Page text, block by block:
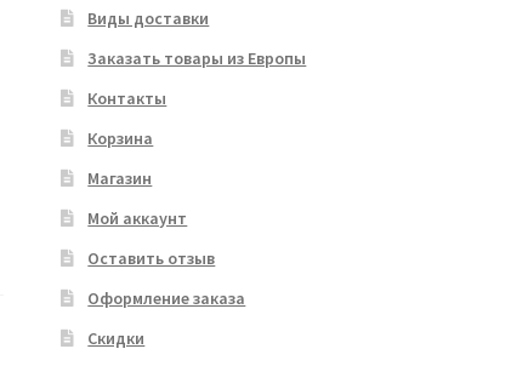
Виды доставки
Заказать товары из Европы
Контакты
Корзина
Магазин
Мой аккаунт
Оставить отзыв
Оформление заказа
Скидки